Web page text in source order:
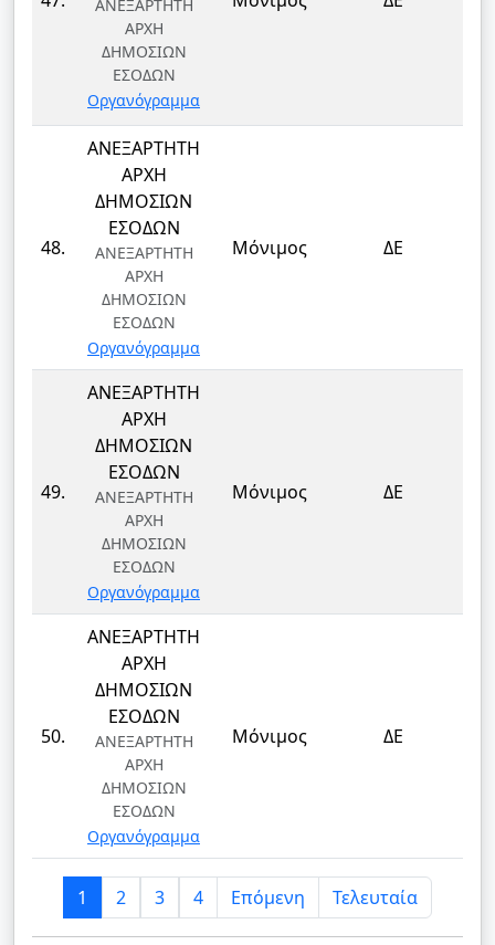
ΑΝΕΞΑΡΤΗΤΗ
ΑΡΧΗ
ΔΗΜΟΣΙΩΝ
ΕΣΟΔΩΝ
Οργανόγραμμα
48.
ΑΝΕΞΑΡΤΗΤΗ
ΑΡΧΗ
ΔΗΜΟΣΙΩΝ
ΕΣΟΔΩΝ
ΑΝΕΞΑΡΤΗΤΗ
ΑΡΧΗ
ΔΗΜΟΣΙΩΝ
ΕΣΟΔΩΝ
Οργανόγραμμα
Μόνιμος ΔΕ
49.
ΑΝΕΞΑΡΤΗΤΗ
ΑΡΧΗ
ΔΗΜΟΣΙΩΝ
ΕΣΟΔΩΝ
ΑΝΕΞΑΡΤΗΤΗ
ΑΡΧΗ
ΔΗΜΟΣΙΩΝ
ΕΣΟΔΩΝ
Οργανόγραμμα
Μόνιμος ΔΕ
50.
ΑΝΕΞΑΡΤΗΤΗ
ΑΡΧΗ
ΔΗΜΟΣΙΩΝ
ΕΣΟΔΩΝ
ΑΝΕΞΑΡΤΗΤΗ
ΑΡΧΗ
ΔΗΜΟΣΙΩΝ
ΕΣΟΔΩΝ
Οργανόγραμμα
Μόνιμος ΔΕ
1 2 3 4 Επόμενη Τελευταία